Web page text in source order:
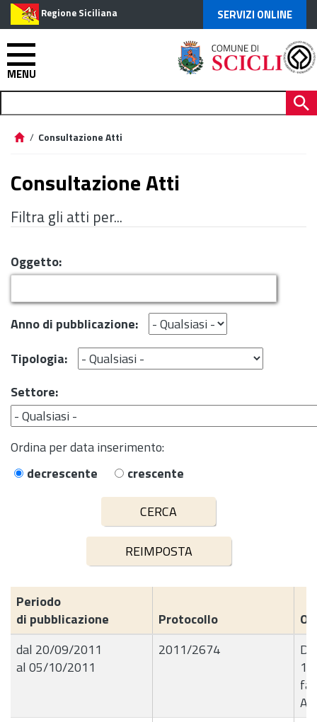
Regione Siciliana SERVIZI ONLINE
MENU
/ Consultazione Atti
Consultazione Atti
Filtra gli atti per...
Oggetto:
Anno di pubblicazione:
Tipologia:
Settore:
Ordina per data inserimento:
decrescente
crescente
Periodo
di pubblicazione
Protocollo
dal 20/09/2011
al 05/10/2011
2011/2674